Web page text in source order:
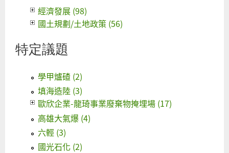
經濟發展 (98)
國土規劃/土地政策 (56)
特定議題
學甲爐碴 (2)
填海造陸 (3)
歐欣企業-龍琦事業廢棄物掩埋場 (17)
高雄大氣爆 (4)
六輕 (3)
國光石化 (2)